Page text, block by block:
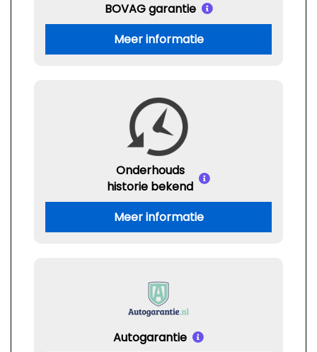
BOVAG garantie
Meer informatie
Onderhouds
historie bekend
Meer informatie
Autogarantie